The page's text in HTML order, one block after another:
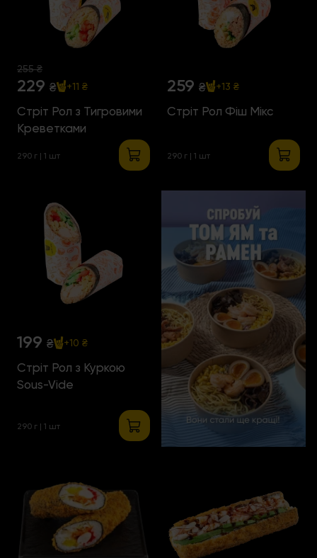
255 ₴
229 ₴ +11 ₴
Стріт Рол з Тигровими
Креветками
290 г | 1 шт
259 ₴ +13 ₴
Стріт Рол Фіш Мікс
290 г | 1 шт
199 ₴ +10 ₴
Стріт Рол з Куркою
Sous-Vide
290 г | 1 шт